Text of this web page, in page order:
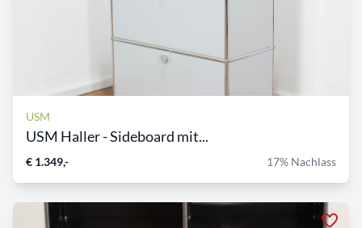
USM
USM Haller - Sideboard mit...
€ 1.349,- 17% Nachlass